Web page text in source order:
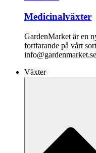
Medicinalväxter
GardenMarket är en
fortfarande på vårt
info@gardenmarket.se
Växter